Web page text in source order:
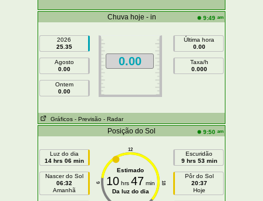
Chuva hoje - in 9:49 am
2026
25.35
Agosto
0.00
Ontem
0.00
0.00
Última hora
0.00
Taxa/h
0.000
Gráficos - Previsão - Radar
Posição do Sol 9:50 am
Luz do dia
14 hrs 06 min
Nascer do Sol
06:32
Amanhã
12
6 18
Estimado
10hrs 47 min
Da luz do dia
Escuridão
9 hrs 53 min
Pôr do Sol
20:37
Hoje